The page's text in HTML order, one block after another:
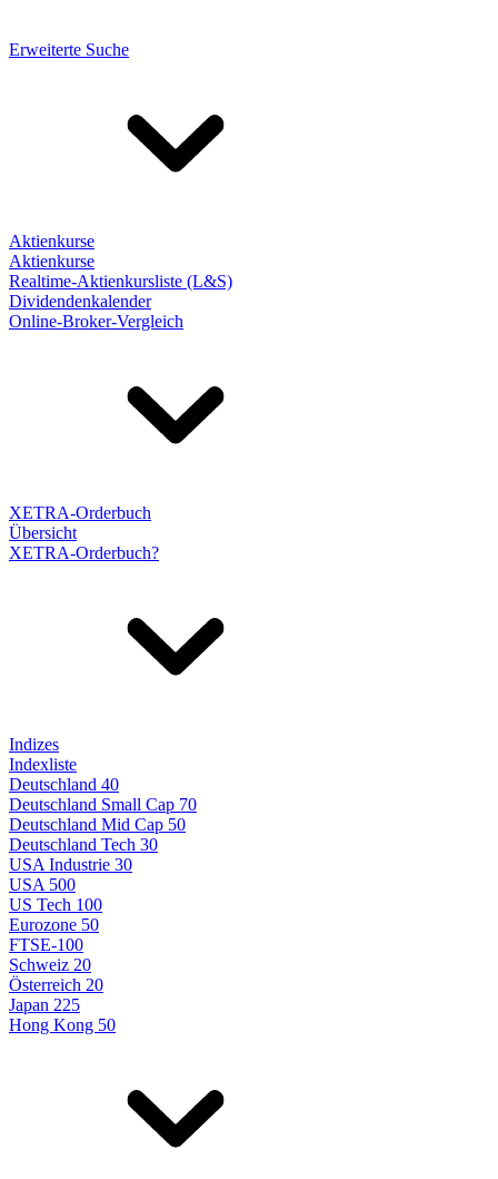
Erweiterte Suche
Aktienkurse
Aktienkurse
Realtime-Aktienkursliste (L&S)
Dividendenkalender
Online-Broker-Vergleich
XETRA-Orderbuch
Übersicht
XETRA-Orderbuch?
Indizes
Indexliste
Deutschland 40
Deutschland Small Cap 70
Deutschland Mid Cap 50
Deutschland Tech 30
USA Industrie 30
USA 500
US Tech 100
Eurozone 50
FTSE-100
Schweiz 20
Österreich 20
Japan 225
Hong Kong 50